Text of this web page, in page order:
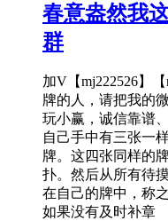
春意盎然我
群
加V【mj222526】
牌的人，请把我的
玩小赢，诚信靠谱
自己手中有三张一
牌。这四张同样的
扑。然后从所有待
在自己的牌中，称
如果没有及时补章